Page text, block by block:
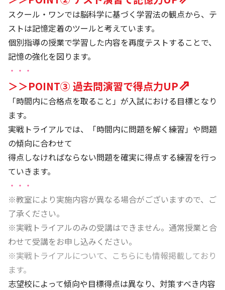
スクール・ワンでは脳科学に基づく学習法の観点から、テ
ストは記憶定着のツールと考えています。
個別指導の授業で学習した内容を再度テストすることで、
記憶の強化を図ります。
・・・
＞＞POINT③ 過去問演習で得点力UP⇗
「時間内に合格点を取ること」が入試における目標となり
ます。
実戦トライアルでは、「時間内に問題を解く練習」や問題
の傾向に合わせて
得点しなければならない問題を確実に得点する練習を行っ
ていきます。
・・・
※教室により実施内容が異なる場合がございますので、ご
了承ください。
※実戦トライアルのみの受講はできません。通常授業と合
わせて受講をお申し込みください。
※実戦トライアルについて、 こちらにも情報掲載しており
ます。
志望校によって傾向や目標得点は異なり、対策すべき内容